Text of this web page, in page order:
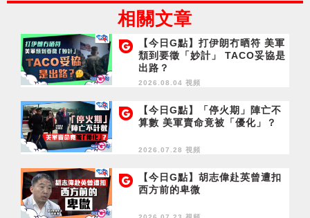
相關文章
【今日G點】打伊朗冇晒符 美軍
頹到要徵「妙計」 TACO妥協是
出路？
2026.08.04 視頻
【今日G點】「停火期」陣亡不
算數 美軍賣命竟被「優化」？
2026.07.28 視頻
【今日G點】胡志偉赴英曾遭扣
西方前的卑微